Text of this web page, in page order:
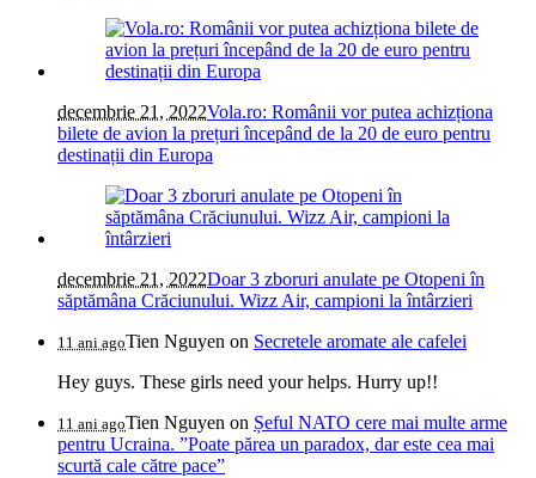
decembrie 21, 2022Vola.ro: Românii vor putea achizționa
bilete de avion la prețuri începând de la 20 de euro pentru
destinații din Europa
decembrie 21, 2022Doar 3 zboruri anulate pe Otopeni în
săptămâna Crăciunului. Wizz Air, campioni la întârzieri
11 ani agoTien Nguyen on Secretele aromate ale cafelei
Hey guys. These girls need your helps. Hurry up!!
11 ani agoTien Nguyen on Șeful NATO cere mai multe arme
pentru Ucraina. ”Poate părea un paradox, dar este cea mai
scurtă cale către pace”